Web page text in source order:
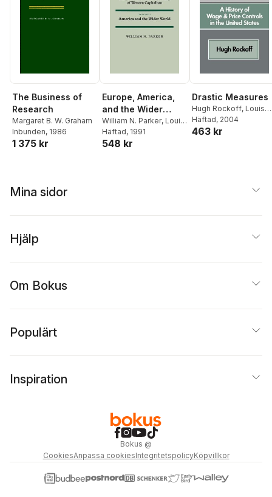
The Business of
Research
Margaret B. W. Graham
Inbunden, 1986
1 375 kr
Europe, America,
and the Wider
World: Volume 2,
America and the
Wider World
William N. Parker, Louis
Galambos,Robert
Gallmam
Häftad, 1991
548 kr
Drastic Measures
Hugh Rockoff, Louis
Galambos,Robert
Gallmam
Häftad, 2004
463 kr
Mina sidor
Hjälp
Om Bokus
Populärt
Inspiration
Bokus @
CookiesAnpassa cookiesIntegritetspolicyKöpvillkor